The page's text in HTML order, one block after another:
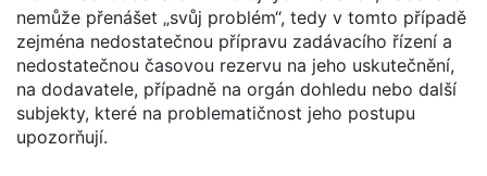
nemůže přenášet „svůj problém“, tedy v tomto případě
zejména nedostatečnou přípravu zadávacího řízení a
nedostatečnou časovou rezervu na jeho uskutečnění,
na dodavatele, případně na orgán dohledu nebo další
subjekty, které na problematičnost jeho postupu
upozorňují.